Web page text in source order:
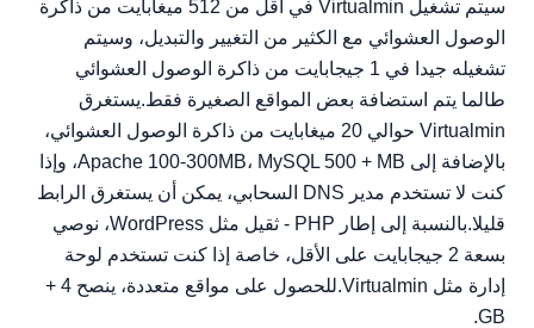
سيتم تشغيل Virtualmin في أقل من 512 ميغابايت من ذاكرة
الوصول العشوائي مع الكثير من التغيير والتبديل، وسيتم
تشغيله جيدا في 1 جيجابايت من ذاكرة الوصول العشوائي
طالما يتم استضافة بعض المواقع الصغيرة فقط.يستغرق
Virtualmin حوالي 20 ميغابايت من ذاكرة الوصول العشوائي،
بالإضافة إلى Apache 100-300MB، MySQL 500 + MB، وإذا
كنت لا تستخدم مدير DNS السحابي، يمكن أن يستغرق الرابط
قليلا.بالنسبة إلى إطار PHP - ثقيل مثل WordPress، نوصي
بسعة 2 جيجابايت على الأقل، خاصة إذا كنت تستخدم لوحة
إدارة مثل Virtualmin.للحصول على مواقع متعددة، ينصح 4 +
GB.